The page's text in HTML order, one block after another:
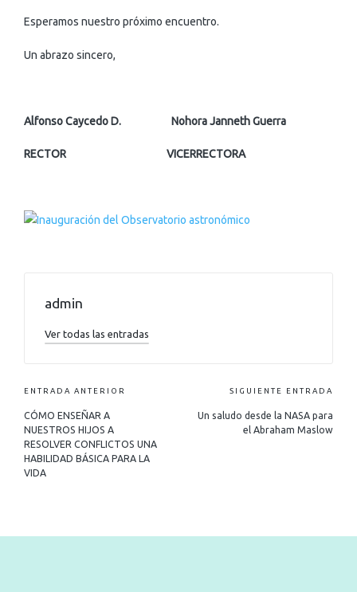
Esperamos nuestro próximo encuentro.
Un abrazo sincero,
Alfonso Caycedo D. Nohora Janneth Guerra
RECTOR VICERRECTORA
admin
Ver todas las entradas
ENTRADA ANTERIOR
CÓMO ENSEÑAR A
NUESTROS HIJOS A
RESOLVER CONFLICTOS UNA
HABILIDAD BÁSICA PARA LA
VIDA
SIGUIENTE ENTRADA
Un saludo desde la NASA para
el Abraham Maslow